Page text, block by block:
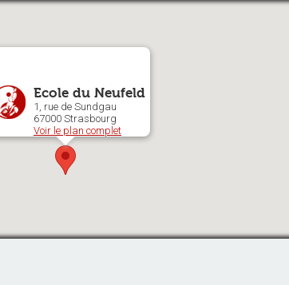
Ecole du Neufeld
1, rue de Sundgau
67000 Strasbourg
Voir le plan complet